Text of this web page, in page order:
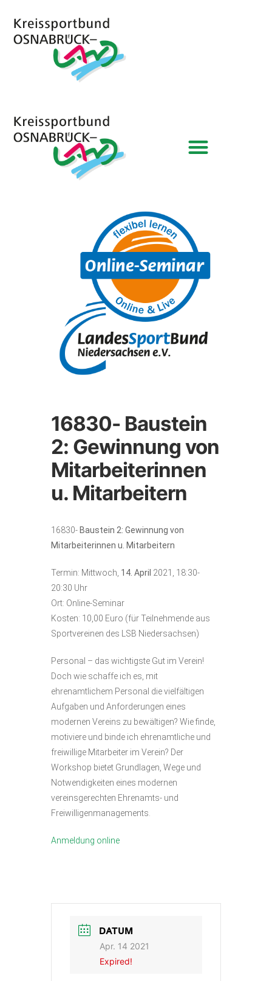
16830- Baustein
2: Gewinnung von
Mitarbeiterinnen
u. Mitarbeitern
16830- Baustein 2: Gewinnung von
Mitarbeiterinnen u. Mitarbeitern
Termin: Mittwoch, 14. April 2021, 18:30-
20:30 Uhr
Ort: Online-Seminar
Kosten: 10,00 Euro (für Teilnehmende aus
Sportvereinen des LSB Niedersachsen)
Personal – das wichtigste Gut im Verein!
Doch wie schaffe ich es, mit
ehrenamtlichem Personal die vielfältigen
Aufgaben und Anforderungen eines
modernen Vereins zu bewältigen? Wie finde,
motiviere und binde ich ehrenamtliche und
freiwillige Mitarbeiter im Verein? Der
Workshop bietet Grundlagen, Wege und
Notwendigkeiten eines modernen
vereinsgerechten Ehrenamts- und
Freiwilligenmanagements.
Anmeldung online
DATUM
Apr. 14 2021
Expired!